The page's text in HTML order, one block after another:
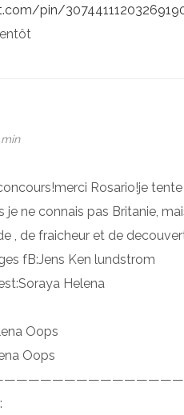
pin/
min
Rosario!je
je ne connais pas Britanie,
, de fraicheur et de
fB:Jens Ken lundstrom
Helena
Oops
Oops